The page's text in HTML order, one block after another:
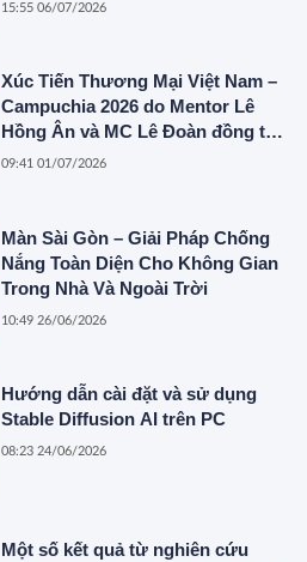
15:55 06/07/2026
Xúc Tiến Thương Mại Việt Nam –
Campuchia 2026 do Mentor Lê
Hồng Ân và MC Lê Đoàn đồng tổ
chức
09:41 01/07/2026
Màn Sài Gòn – Giải Pháp Chống
Nắng Toàn Diện Cho Không Gian
Trong Nhà Và Ngoài Trời
10:49 26/06/2026
Hướng dẫn cài đặt và sử dụng
Stable Diffusion AI trên PC
08:23 24/06/2026
Một số kết quả từ nghiên cứu